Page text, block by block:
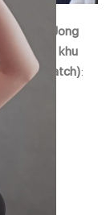
viên Lee Jong
cả hai tại khu
Dispatch):